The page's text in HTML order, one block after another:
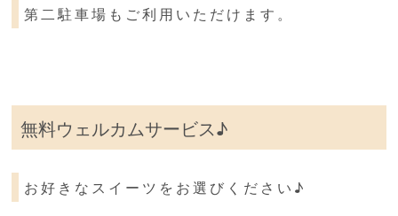
第二駐車場もご利用いただけます。
無料ウェルカムサービス♪
お好きなスイーツをお選びください♪